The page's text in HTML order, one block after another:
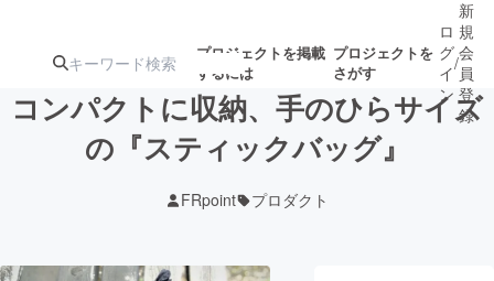
プロジェクトを掲載
するには
プロジェクトを
さがす
注目の新着プロ
ジェクト
募集終了が近いプ
ロジェクト
ロ
グ
イ
ン
/
新
規
会
員
登
録
コンパクトに収納、手のひらサイズ
の『スティックバッグ』
FRpoint プロダクト